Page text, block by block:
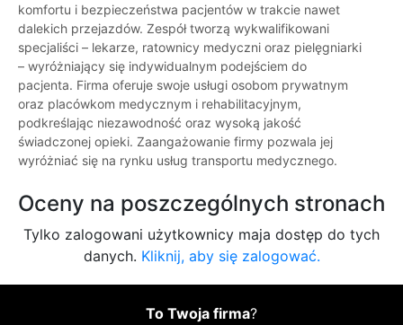
komfortu i bezpieczeństwa pacjentów w trakcie nawet
dalekich przejazdów. Zespół tworzą wykwalifikowani
specjaliści – lekarze, ratownicy medyczni oraz pielęgniarki
– wyróżniający się indywidualnym podejściem do
pacjenta. Firma oferuje swoje usługi osobom prywatnym
oraz placówkom medycznym i rehabilitacyjnym,
podkreślając niezawodność oraz wysoką jakość
świadczonej opieki. Zaangażowanie firmy pozwala jej
wyróżniać się na rynku usług transportu medycznego.
Oceny na poszczególnych stronach
Tylko zalogowani użytkownicy maja dostęp do tych
danych. Kliknij, aby się zalogować.
To Twoja firma?